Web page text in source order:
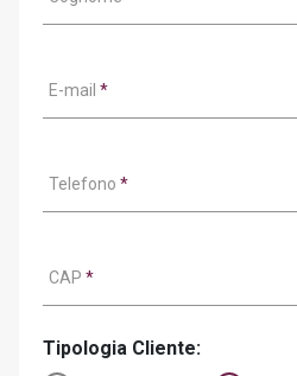
E-mail *
Telefono *
CAP *
Tipologia Cliente: